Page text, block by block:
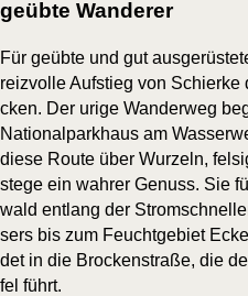
geübte Wanderer
Für geüb­te und gut
reiz­vol­le Auf­stieg von
cken. Der uri­ge Wan­der­weg
Natio­nal­park­haus am
die­se Rou­te über Wur­zeln,
ste­ge ein wah­rer Genuss. Sie
wald ent­lang der
sers bis zum Feucht­ge­biet
det in die Bro­cken­stra­ße, die
fel führt.